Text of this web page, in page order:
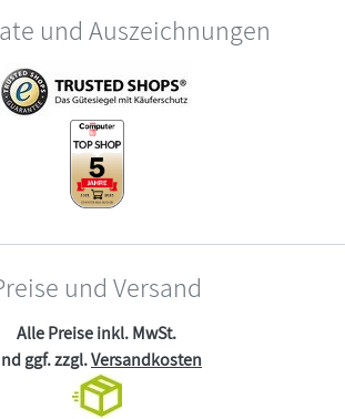
und Auszeichnungen
und Versand
Alle Preise inkl. MwSt.
ggf. zzgl.Versandkosten